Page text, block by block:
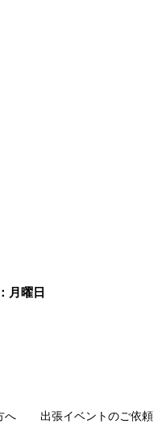
月曜日
へ 出張イベントのご依頼